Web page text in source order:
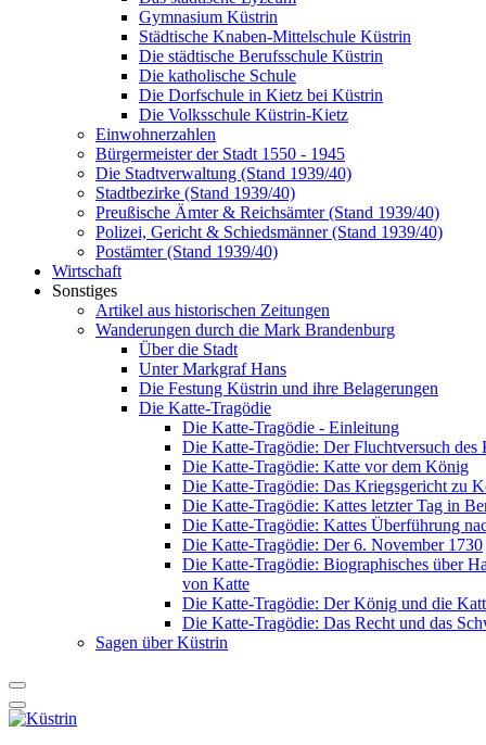
Gymnasium Küstrin
Städtische Knaben-Mittelschule Küstrin
Die städtische Berufsschule Küstrin
Die katholische Schule
Die Dorfschule in Kietz bei Küstrin
Die Volksschule Küstrin-Kietz
Einwohnerzahlen
Bürgermeister der Stadt 1550 - 1945
Die Stadtverwaltung (Stand 1939/40)
Stadtbezirke (Stand 1939/40)
Preußische Ämter & Reichsämter (Stand 1939/40)
Polizei, Gericht & Schiedsmänner (Stand 1939/40)
Postämter (Stand 1939/40)
Wirtschaft
Sonstiges
Artikel aus historischen Zeitungen
Wanderungen durch die Mark Brandenburg
Über die Stadt
Unter Markgraf Hans
Die Festung Küstrin und ihre Belagerungen
Die Katte-Tragödie
Die Katte-Tragödie - Einleitung
Die Katte-Tragödie: Der Fluchtversuch des
Die Katte-Tragödie: Katte vor dem König
Die Katte-Tragödie: Das Kriegsgericht zu
Die Katte-Tragödie: Kattes letzter Tag in
Die Katte-Tragödie: Kattes Überführung
Die Katte-Tragödie: Der 6. November 1730
Die Katte-Tragödie: Biographisches über
von Katte
Die Katte-Tragödie: Der König und die
Die Katte-Tragödie: Das Recht und das
Sagen über Küstrin